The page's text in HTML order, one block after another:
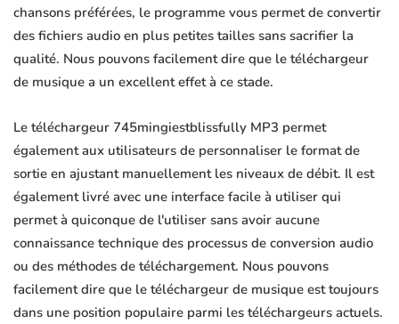
chansons préférées, le programme vous permet de convertir
des fichiers audio en plus petites tailles sans sacrifier la
qualité. Nous pouvons facilement dire que le téléchargeur
de musique a un excellent effet à ce stade.
Le téléchargeur 745mingiestblissfully MP3 permet
également aux utilisateurs de personnaliser le format de
sortie en ajustant manuellement les niveaux de débit. Il est
également livré avec une interface facile à utiliser qui
permet à quiconque de l'utiliser sans avoir aucune
connaissance technique des processus de conversion audio
ou des méthodes de téléchargement. Nous pouvons
facilement dire que le téléchargeur de musique est toujours
dans une position populaire parmi les téléchargeurs actuels.